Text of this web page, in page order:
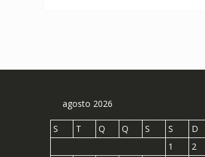
agosto 2026
S T Q Q S S
D
1
2